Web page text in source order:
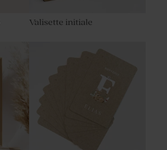
Valisette initiale